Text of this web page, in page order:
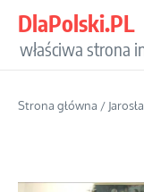
DlaPolski.PL
właściwa strona
Strona główna /